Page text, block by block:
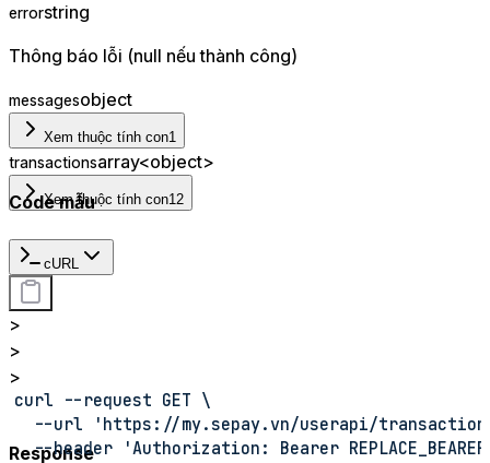
errorstring
Thông báo lỗi (null nếu thành công)
messagesobject
Xem thuộc tính con1
transactionsarray<object>
Xem thuộc tính con12
Code mẫu
cURL
>
>
>
curl --request GET \
--url 'https://my.sepay.vn/userapi/
--header 'Authorization: Bearer
Response